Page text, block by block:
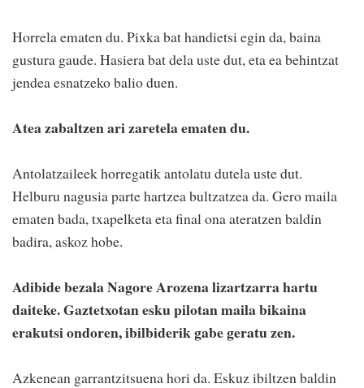
Horrela ematen du. Pixka bat handietsi egin da, baina
gustura gaude. Hasiera bat dela uste dut, eta ea behintzat
jendea esnatzeko balio duen.
Atea zabaltzen ari zaretela ematen du.
Antolatzaileek horregatik antolatu dutela uste dut.
Helburu nagusia parte hartzea bultzatzea da. Gero maila
ematen bada, txapelketa eta final ona ateratzen baldin
badira, askoz hobe.
Adibide bezala Nagore Arozena lizartzarra hartu
daiteke. Gaztetxotan esku pilotan maila bikaina
erakutsi ondoren, ibilbiderik gabe geratu zen.
Azkenean garrantzitsuena hori da. Eskuz ibiltzen baldin